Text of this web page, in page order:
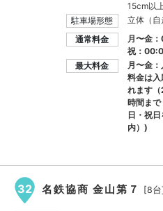
15cm以
駐車場形態
立体（自
通常料金
月〜金
祝：
最大料金
月〜金
料金は入
れます
時間まで
日・祝
内）)
32 名鉄協商 金山第７ [8台]